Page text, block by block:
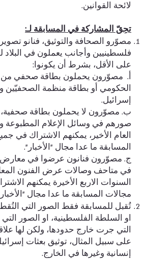
لائحة القوانين.
تحِقّ المشاركة في المسابقة لـ:
مصوّرو الصحافة والتوثيق، فنانو تصوير
فلسطينيين وأجانب يعملون في
على الأقل، بشرط أن يكونوا:
أ. مصوّرون يحملون بطاقة صحفي من
الحكومي أو بطاقة منظمة الصحفيّين
إسرائيل.
ب. مصوّرون لا يحملون بطاقة
صورهم في وسائل الإعلام المطبوعة
العام الأخير، يمكنهم الاشتراك في
المسابقة ما عدا مجال "الأخبار".
ج. مصوّرون فنانون عرضوا في معارض
في متاحف وصالات عرض الفنون
السنوات الاربع الأخيرة يمكنهم
مجالات المسابقة ما عدا مجال
تُقبل للمسابقة فقط الصور التي
او السلطة الفلسطينية، او الصور
التي جرت خارج حدودها، ولكن لها
على سبيل المثال، توثيق بعثات
إنسانية وغيرها في الخارج.